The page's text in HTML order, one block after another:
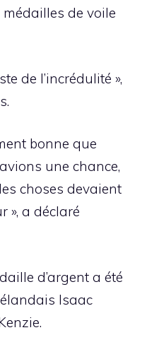
de voile
de l’incrédulité »,
bonne que
une chance,
choses devaient
», a déclaré
d’argent a été
Isaac